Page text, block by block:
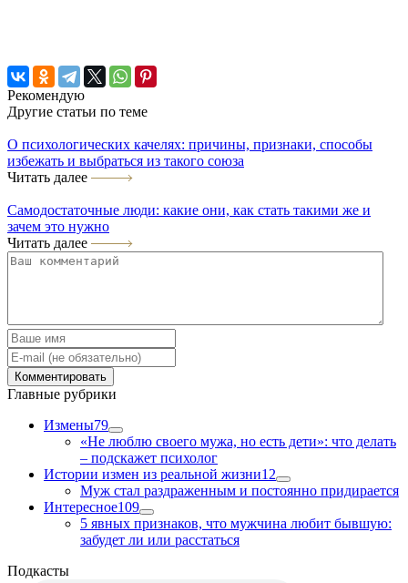
Рекомендую
Другие статьи по теме
О психологических качелях: причины, признаки, способы
избежать и выбраться из такого союза
Читать далее
Самодостаточные люди: какие они, как стать такими же и
зачем это нужно
Читать далее
Главные рубрики
Измены79
«Не люблю своего мужа, но есть дети»: что делать
– подскажет психолог
Истории измен из реальной жизни12
Муж стал раздраженным и постоянно придирается
Интересное109
5 явных признаков, что мужчина любит бывшую:
забудет ли или расстаться
Подкасты